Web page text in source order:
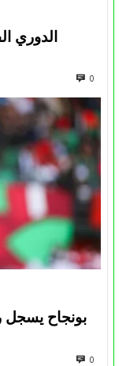
الدوري
0
بونجاح يسجل
0